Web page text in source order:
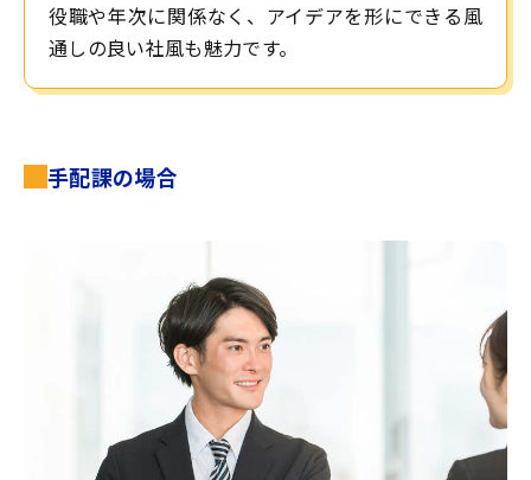
役職や年次に関係なく、アイデアを形にできる風
通しの良い社風も魅力です。
手配課の場合